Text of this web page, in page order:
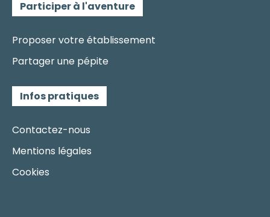
Participer à l'aventure
Proposer votre établissement
Partager une pépite
Infos pratiques
Contactez-nous
Mentions légales
Cookies